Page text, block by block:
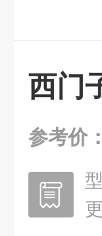
西门
参考价：